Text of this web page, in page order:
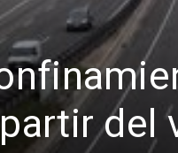
del